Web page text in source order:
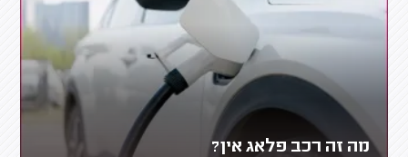
מה זה רכב פלאג אין?